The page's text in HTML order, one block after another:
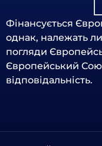
Фінансується
однак, належать
погляди
Європейський
відповідальність.